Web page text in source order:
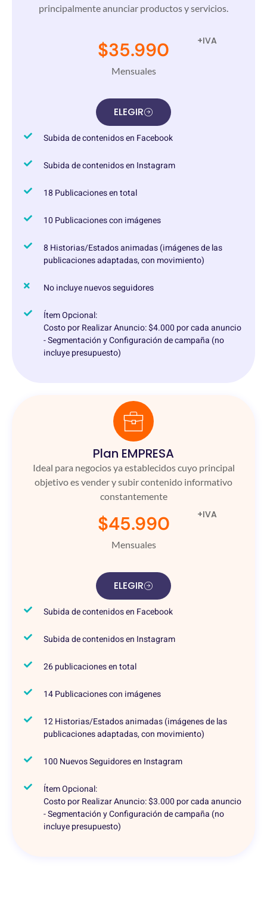
principalmente anunciar productos y servicios.
+IVA
$35.990
Mensuales
ELEGIR
Subida de contenidos en Facebook
Subida de contenidos en Instagram
18 Publicaciones en total
10 Publicaciones con imágenes
8 Historias/Estados animadas (imágenes de las
publicaciones adaptadas, con movimiento)
No incluye nuevos seguidores
Ítem Opcional:
Costo por Realizar Anuncio: $4.000 por cada anuncio
- Segmentación y Configuración de campaña (no
incluye presupuesto)
Plan EMPRESA
Ideal para negocios ya establecidos cuyo principal
objetivo es vender y subir contenido informativo
constantemente
+IVA
$45.990
Mensuales
ELEGIR
Subida de contenidos en Facebook
Subida de contenidos en Instagram
26 publicaciones en total
14 Publicaciones con imágenes
12 Historias/Estados animadas (imágenes de las
publicaciones adaptadas, con movimiento)
100 Nuevos Seguidores en Instagram
Ítem Opcional:
Costo por Realizar Anuncio: $3.000 por cada anuncio
- Segmentación y Configuración de campaña (no
incluye presupuesto)